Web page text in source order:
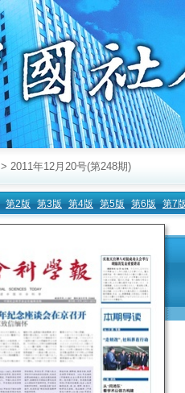
> 2011年12月20号(第248期)
第2版 第3版 第4版 第5版 第6版 第7